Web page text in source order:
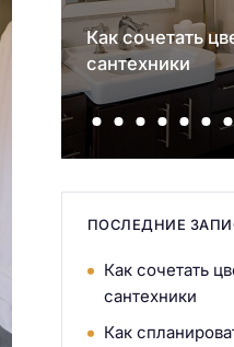
Как сочетать
сантехники
ПОСЛЕДНИЕ
Как сочетать
сантехники
Как